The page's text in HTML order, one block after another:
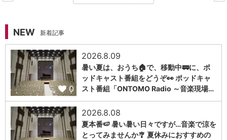
NEW 新着記事
0
2026.8.09
暑い夏は、おうち🏠で、移動中🚃に、ポ
ッドキャスト番組をどうぞ👀 ポッドキャ
スト番組「ONTOMO Radio ～音楽現場…
2026.8.08
夏本番🍉 暑い暑い日々ですが…音楽で涼を
とってみませんか🎐 夏休みにおすすめの